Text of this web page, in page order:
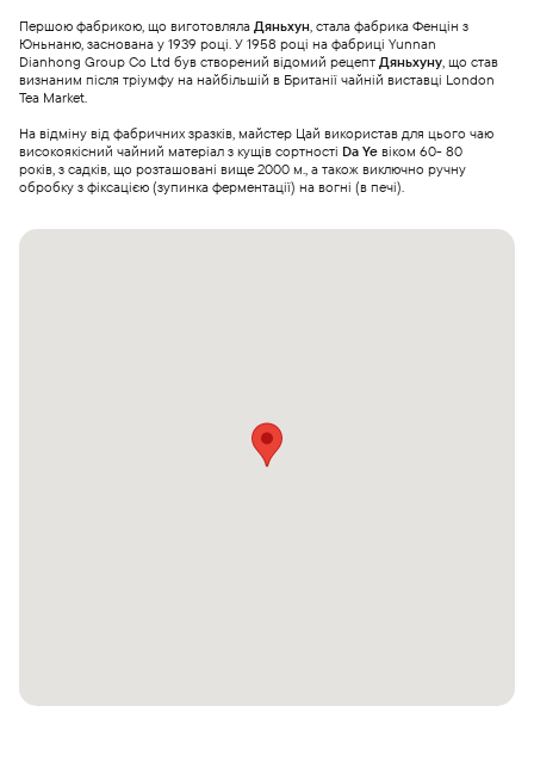
Першою фабрикою, що виготовляла Дяньхун, стала фабрика Фенцін з
Юньнаню, заснована у 1939 році. У 1958 році на фабриці Yunnan
Dianhong Group Сo Ltd був створений відомий рецепт Дяньхуну, що став
визнаним після тріумфу на найбільшій в Британії чайній виставці London
Tea Market.
На відміну від фабричних зразків, майстер Цай використав для цього чаю
високоякісний чайний матеріал з кущів сортності Da Ye віком 60- 80
років, з садків, що розташовані вище 2000 м., а також виключно ручну
обробку з фіксацією (зупинка ферментації) на вогні (в печі).